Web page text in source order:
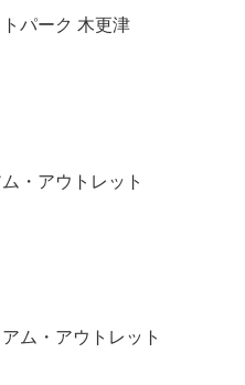
パーク 木更津
・アウトレット
ム・アウトレット